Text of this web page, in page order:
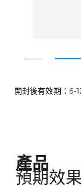
開封後有效期：6-
產品
預期效果